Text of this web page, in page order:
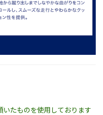
たものを使用しております